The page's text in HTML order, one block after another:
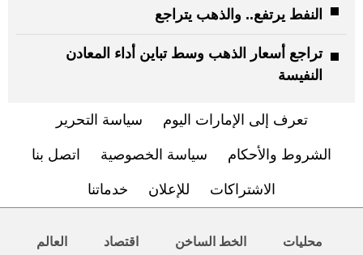
النفط يرتفع.. والذهب يتراجع
تراجع أسعار الذهب وسط تباين أداء المعادن
النفيسة
تعرف إلى الإمارات اليوم سياسة التحرير
الشروط والأحكام سياسة الخصوصية اتصل بنا
الاشتراكات للإعلان خدماتنا
محليات الخط الساخن اقتصاد العالم